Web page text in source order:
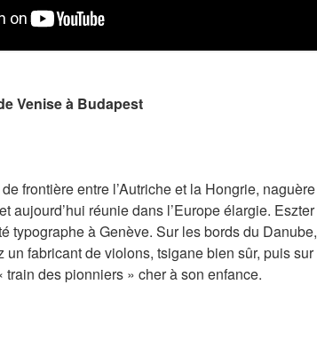
Venise à Budapest
frontière entre l’Autriche et la Hongrie, naguère
aujourd’hui réunie dans l’Europe élargie. Eszter
typographe à Genève. Sur les bords du Danube,
un fabricant de violons, tsigane bien sûr, puis sur
train des pionniers » cher à son enfance.